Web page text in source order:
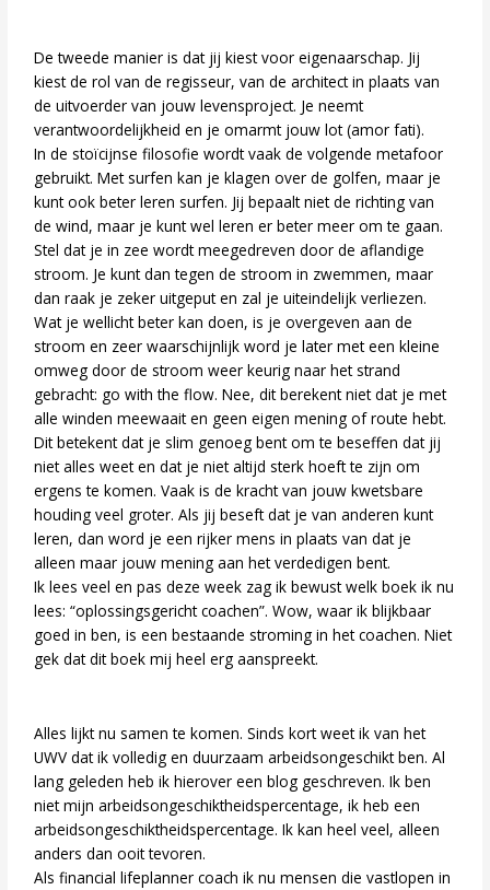
De tweede manier is dat jij kiest voor eigenaarschap. Jij
kiest de rol van de regisseur, van de architect in plaats van
de uitvoerder van jouw levensproject. Je neemt
verantwoordelijkheid en je omarmt jouw lot (amor fati).
In de stoïcijnse filosofie wordt vaak de volgende metafoor
gebruikt. Met surfen kan je klagen over de golfen, maar je
kunt ook beter leren surfen. Jij bepaalt niet de richting van
de wind, maar je kunt wel leren er beter meer om te gaan.
Stel dat je in zee wordt meegedreven door de aflandige
stroom. Je kunt dan tegen de stroom in zwemmen, maar
dan raak je zeker uitgeput en zal je uiteindelijk verliezen.
Wat je wellicht beter kan doen, is je overgeven aan de
stroom en zeer waarschijnlijk word je later met een kleine
omweg door de stroom weer keurig naar het strand
gebracht: go with the flow. Nee, dit berekent niet dat je met
alle winden meewaait en geen eigen mening of route hebt.
Dit betekent dat je slim genoeg bent om te beseffen dat jij
niet alles weet en dat je niet altijd sterk hoeft te zijn om
ergens te komen. Vaak is de kracht van jouw kwetsbare
houding veel groter. Als jij beseft dat je van anderen kunt
leren, dan word je een rijker mens in plaats van dat je
alleen maar jouw mening aan het verdedigen bent.
Ik lees veel en pas deze week zag ik bewust welk boek ik nu
lees: “oplossingsgericht coachen”. Wow, waar ik blijkbaar
goed in ben, is een bestaande stroming in het coachen. Niet
gek dat dit boek mij heel erg aanspreekt.
Alles lijkt nu samen te komen. Sinds kort weet ik van het
UWV dat ik volledig en duurzaam arbeidsongeschikt ben. Al
lang geleden heb ik hierover een blog geschreven. Ik ben
niet mijn arbeidsongeschiktheidspercentage, ik heb een
arbeidsongeschiktheidspercentage. Ik kan heel veel, alleen
anders dan ooit tevoren.
Als financial lifeplanner coach ik nu mensen die vastlopen in